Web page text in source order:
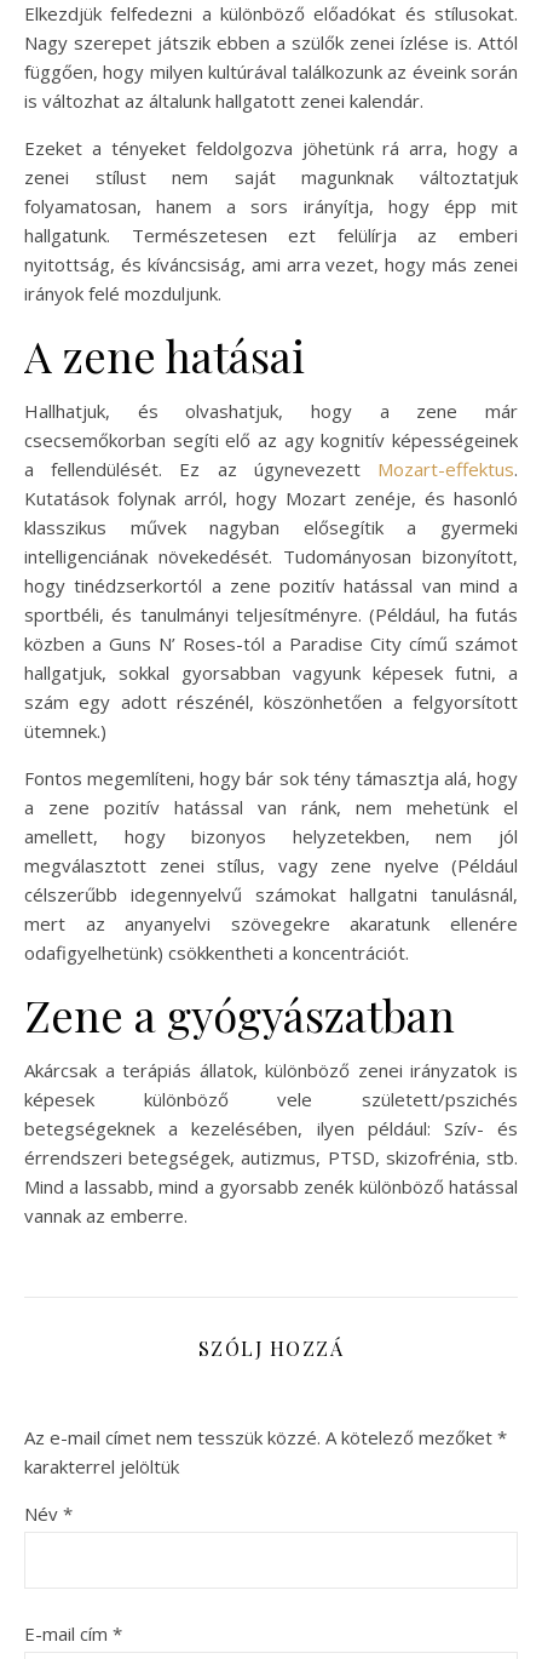
Elkezdjük felfedezni a különböző előadókat és stílusokat.
Nagy szerepet játszik ebben a szülők zenei ízlése is. Attól
függően, hogy milyen kultúrával találkozunk az éveink során
is változhat az általunk hallgatott zenei kalendár.
Ezeket a tényeket feldolgozva jöhetünk rá arra, hogy a
zenei stílust nem saját magunknak változtatjuk
folyamatosan, hanem a sors irányítja, hogy épp mit
hallgatunk. Természetesen ezt felülírja az emberi
nyitottság, és kíváncsiság, ami arra vezet, hogy más zenei
irányok felé mozduljunk.
A zene hatásai
Hallhatjuk, és olvashatjuk, hogy a zene már
csecsemőkorban segíti elő az agy kognitív képességeinek
a fellendülését. Ez az úgynevezett Mozart-effektus.
Kutatások folynak arról, hogy Mozart zenéje, és hasonló
klasszikus művek nagyban elősegítik a gyermeki
intelligenciának növekedését. Tudományosan bizonyított,
hogy tinédzserkortól a zene pozitív hatással van mind a
sportbéli, és tanulmányi teljesítményre. (Például, ha futás
közben a Guns N’ Roses-tól a Paradise City című számot
hallgatjuk, sokkal gyorsabban vagyunk képesek futni, a
szám egy adott részénél, köszönhetően a felgyorsított
ütemnek.)
Fontos megemlíteni, hogy bár sok tény támasztja alá, hogy
a zene pozitív hatással van ránk, nem mehetünk el
amellett, hogy bizonyos helyzetekben, nem jól
megválasztott zenei stílus, vagy zene nyelve (Például
célszerűbb idegennyelvű számokat hallgatni tanulásnál,
mert az anyanyelvi szövegekre akaratunk ellenére
odafigyelhetünk) csökkentheti a koncentrációt.
Zene a gyógyászatban
Akárcsak a terápiás állatok, különböző zenei irányzatok is
képesek különböző vele született/pszichés
betegségeknek a kezelésében, ilyen például: Szív- és
érrendszeri betegségek, autizmus, PTSD, skizofrénia, stb.
Mind a lassabb, mind a gyorsabb zenék különböző hatással
vannak az emberre.
SZÓLJ HOZZÁ
Az e-mail címet nem tesszük közzé. A kötelező mezőket *
karakterrel jelöltük
Név *
E-mail cím *